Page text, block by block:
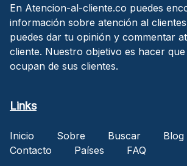
En Atencion-al-cliente.co puedes
información sobre atención al
puedes dar tu opinión y commentar
cliente. Nuestro objetivo es hacer
ocupan de sus clientes.
Links
Inicio Sobre Buscar
Blog
Contacto
Países FAQ